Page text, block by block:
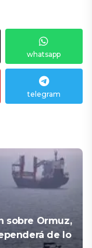
whatsapp
telegram
sobre Ormuz,
de lo